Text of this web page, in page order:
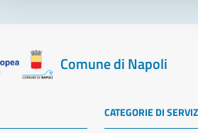
Comune di Napoli
CATEGORIE DI